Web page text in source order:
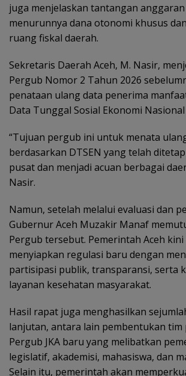
juga menjelaskan tantangan
menurunnya dana otonomi khusus
ruang fiskal daerah.
Sekretaris Daerah Aceh, M. Nasir,
Pergub Nomor 2 Tahun 2026
penataan ulang data penerima
Data Tunggal Sosial Ekonomi Nasional
“Tujuan pergub ini untuk menata
berdasarkan DTSEN yang telah
pusat dan menjadi acuan berbagai
Nasir.
Namun, setelah melalui evaluasi dan
Gubernur Aceh Muzakir Manaf
Pergub tersebut. Pemerintah Aceh kini
menyiapkan regulasi baru dengan
partisipasi publik, transparansi, serta
layanan kesehatan masyarakat.
Hasil rapat juga menghasilkan
lanjutan, antara lain pembentukan tim
Pergub JKA baru yang melibatkan
legislatif, akademisi, mahasiswa, dan
Selain itu, pemerintah akan